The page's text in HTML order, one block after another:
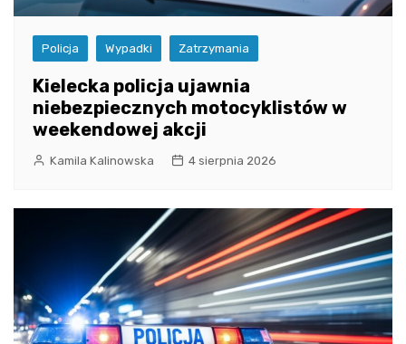
Policja Wypadki Zatrzymania
Kielecka policja ujawnia
niebezpiecznych motocyklistów w
weekendowej akcji
Kamila Kalinowska 4 sierpnia 2026